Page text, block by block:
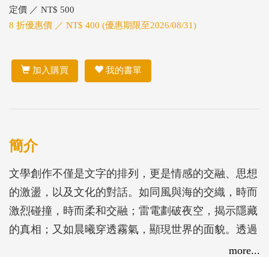
定價 ／ NT$ 500
8 折優惠價 ／ NT$ 400 (優惠期限至2026/08/31)
加入購買 我的書單
簡介
文學創作不僅是文字的排列，更是情感的交融、思想
的激盪，以及文化的對話。如同風與海的交織，時而
激烈碰撞，時而柔和交融；雷電劃破夜空，揭示隱藏
的真相；又如晨曦穿透霧氣，顯現世界的面貌。透過
多元元素的融合與碰撞，突破框架，編織出具有生命
more...